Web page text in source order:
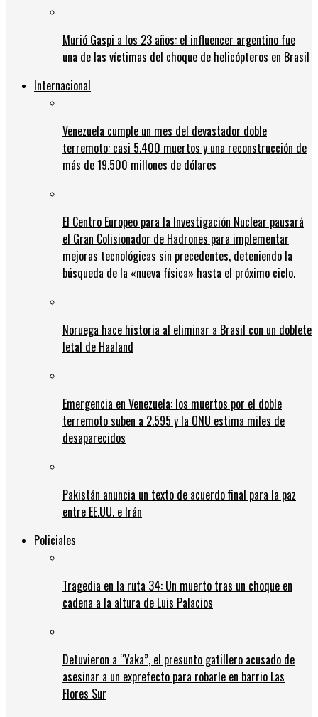
Murió Gaspi a los 23 años: el influencer argentino fue
una de las víctimas del choque de helicópteros en Brasil
Internacional
Venezuela cumple un mes del devastador doble
terremoto: casi 5.400 muertos y una reconstrucción de
más de 19.500 millones de dólares
El Centro Europeo para la Investigación Nuclear pausará
el Gran Colisionador de Hadrones para implementar
mejoras tecnológicas sin precedentes, deteniendo la
búsqueda de la «nueva física» hasta el próximo ciclo.
Noruega hace historia al eliminar a Brasil con un doblete
letal de Haaland
Emergencia en Venezuela: los muertos por el doble
terremoto suben a 2.595 y la ONU estima miles de
desaparecidos
Pakistán anuncia un texto de acuerdo final para la paz
entre EE.UU. e Irán
Policiales
Tragedia en la ruta 34: Un muerto tras un choque en
cadena a la altura de Luis Palacios
Detuvieron a “Yaka”, el presunto gatillero acusado de
asesinar a un exprefecto para robarle en barrio Las
Flores Sur